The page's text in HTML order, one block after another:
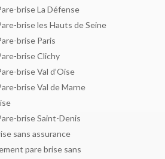
brise La Défense
brise les Hauts de Seine
brise Paris
brise Clichy
brise Val d’Oise
brise Val de Marne
brise Saint-Denis
sans assurance
pare brise sans